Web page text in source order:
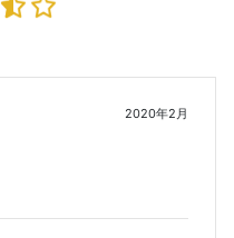
2020年2月